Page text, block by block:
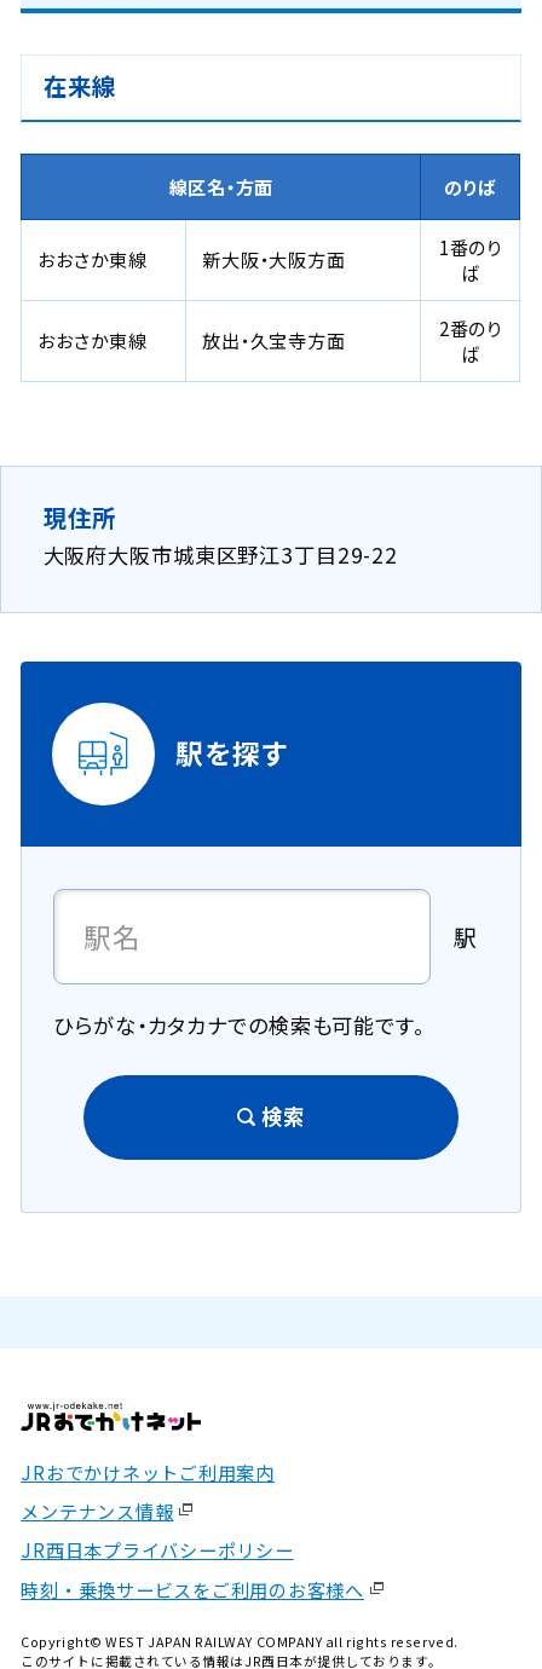
在来線
線区名・方面 のりば
おおさか東線 新大阪・大阪方面
1番のり
ば
おおさか東線 放出・久宝寺方面
2番のり
ば
現住所
大阪府大阪市城東区野江3丁目29-22
駅を探す
駅
ひらがな・カタカナでの検索も可能です。
検索
JRおでかけネットご利用案内
メンテナンス情報
JR西日本プライバシーポリシー
時刻・乗換サービスをご利用のお客様へ
Copyright© WEST JAPAN RAILWAY COMPANY all rights reserved.
このサイトに掲載されている情報はJR西日本が提供しております。